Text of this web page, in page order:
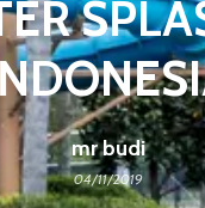
mr budi
04/11/2019